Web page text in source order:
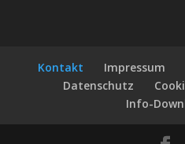
Kontakt Impressum
Datenschutz
Info-